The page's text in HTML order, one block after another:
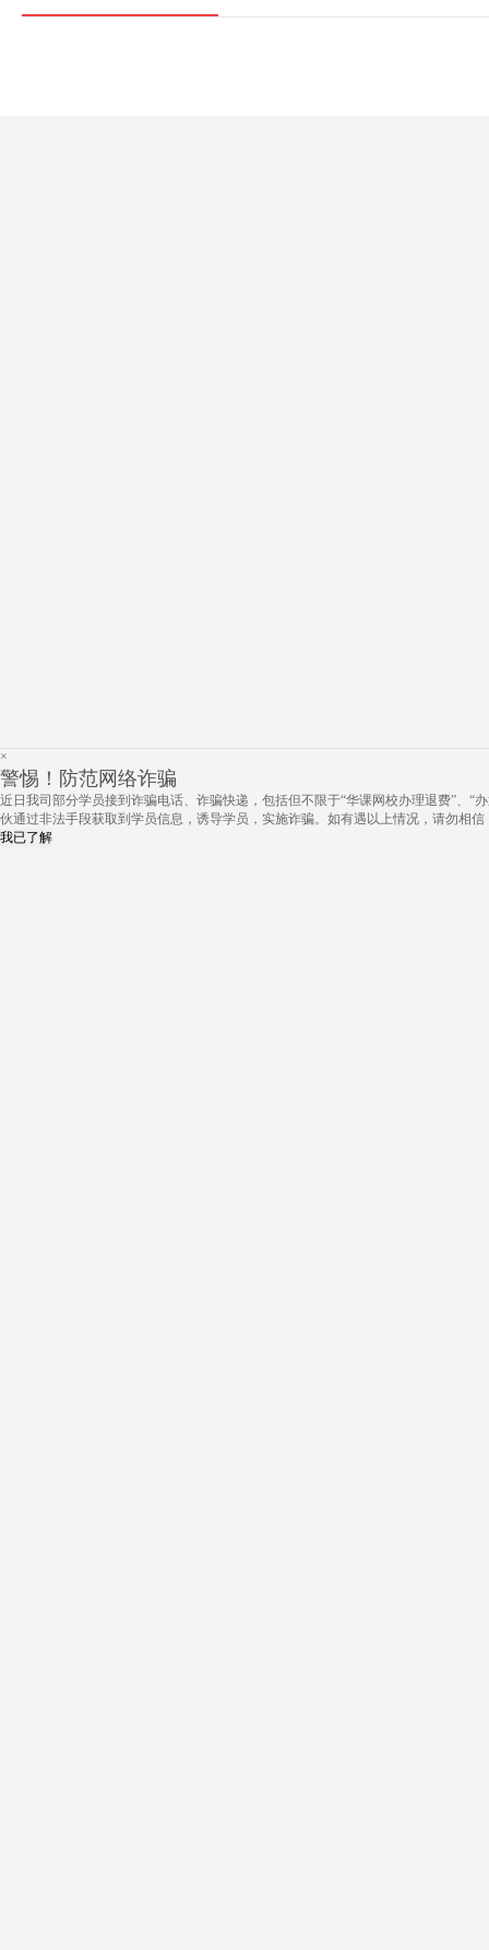
×
警惕！防范网络诈骗
近日我司部分学员接到诈骗电话、诈骗快递，包括但不限于“华课网校办理退费”、“
伙通过非法手段获取到学员信息，诱导学员，实施诈骗。如有遇以上情况，请勿相
我已了解